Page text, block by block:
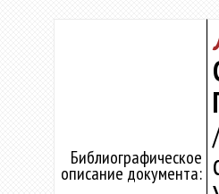
Библиографическое
описание документа: